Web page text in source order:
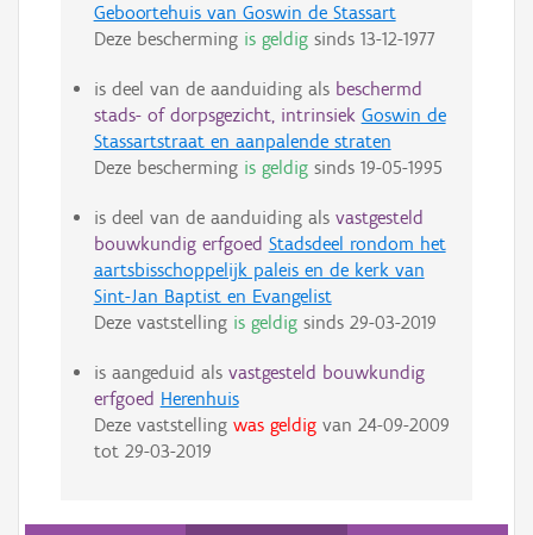
Geboortehuis van Goswin de Stassart
Deze bescherming is geldigsinds 13-12-1977
is deel van de aanduiding als beschermd
stads- of dorpsgezicht, intrinsiek Goswin de
Stassartstraat en aanpalende straten
Deze bescherming is geldigsinds 19-05-1995
is deel van de aanduiding als vastgesteld
bouwkundig erfgoed Stadsdeel rondom het
aartsbisschoppelijk paleis en de kerk van
Sint-Jan Baptist en Evangelist
Deze vaststelling is geldigsinds 29-03-2019
is aangeduid als vastgesteld bouwkundig
erfgoed Herenhuis
Deze vaststelling was geldigvan 24-09-2009
tot 29-03-2019